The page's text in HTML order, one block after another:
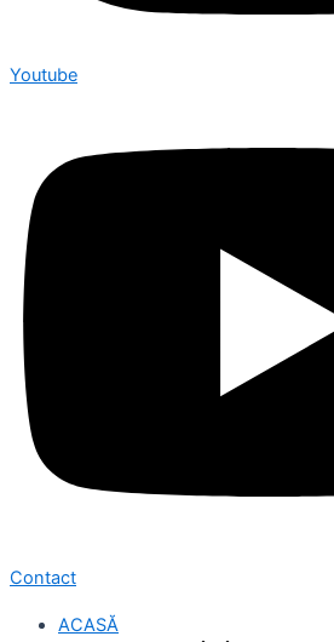
Youtube
Contact
ACASĂ